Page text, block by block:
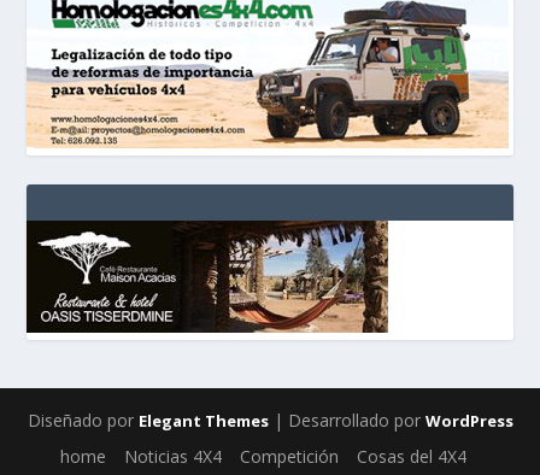
Diseñado por Elegant Themes| Desarrollado por WordPress
home Noticias 4X4 Competición
Cosas del 4X4